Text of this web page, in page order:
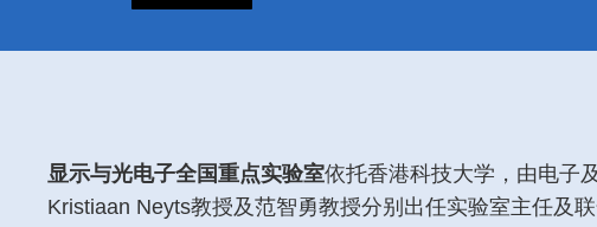
Left
Column
Text
Area
显示与光电子全国重点实验室依托香港科技大学，由电子
Kristiaan Neyts教授及范智勇教授分别出任实验室主任及